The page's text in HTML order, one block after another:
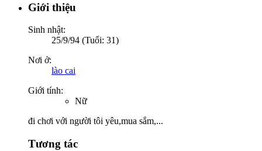
Giới thiệu
Sinh nhật:
25/9/94 (Tuổi: 31)
Nơi ở:
lào cai
Giới tính:
Nữ
đi chơi với người tôi yêu,mua sắm,...
Tương tác